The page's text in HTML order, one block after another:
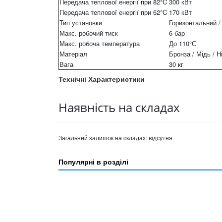
Технічні Характеристики
Передача теплової енергії при 62°C 170 кВт
Тип установки
Горизонтальний
Макс. робочий тиск
6 бар
Макс. робоча температура
До 110°С
Матеріал
Бронза / Мідь /
Вага
30 кг
Наявність на складах
Загальний залишок на складах:відсутня
Популярні в розділі